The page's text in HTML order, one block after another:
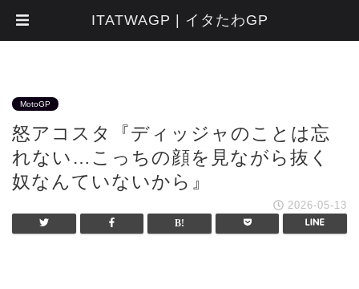
MotoGP
怒アコスタ『ディッジャのことは忘
れない…こっちの顔を見ながら抜く
奴なんていないから』
2026-05-13
ITATWAGP | イタたわGP